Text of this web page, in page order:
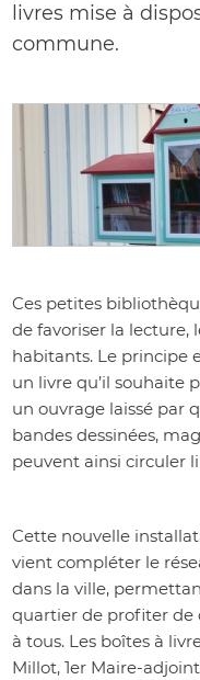
livres mise à
commune.
Ces petites
de favoriser la lecture,
habitants. Le principe
un livre qu’il
un ouvrage laissé par
bandes dessinées,
peuvent ainsi circuler
Cette nouvelle
vient compléter le
dans la ville,
quartier de profiter de
à tous. Les boîtes à
Millot, 1er Maire-